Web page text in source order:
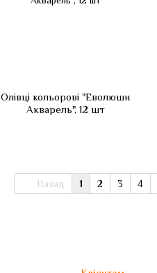
Олівці кольорові "Еволюшн
Акварель", 12 шт
Назад 1 2 3 4